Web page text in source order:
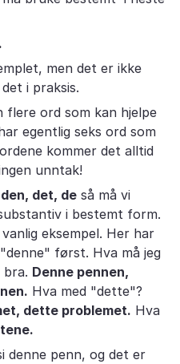
men det er ikke
i praksis.
flere ord som kan hjelpe
egentlig seks ord som
kommer det alltid
unntak!
det, de så må vi
i bestemt form.
eksempel. Her har
først. Hva må jeg
bra. Denne pennen,
Hva med "dette"?
dette problemet. Hva
denne penn, og det er